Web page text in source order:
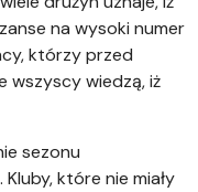
na wysoki numer
którzy przed
wszyscy wiedzą, iż
sezonu
które nie miały